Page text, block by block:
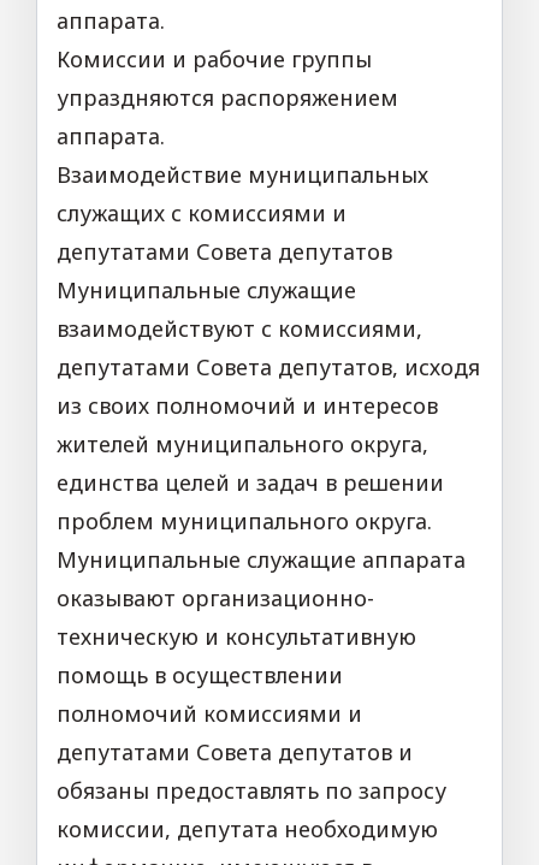
аппарата.
Комиссии и рабочие группы
упраздняются распоряжением
аппарата.
Взаимодействие муниципальных
служащих с комиссиями и
депутатами Совета депутатов
Муниципальные служащие
взаимодействуют с комиссиями,
депутатами Совета депутатов, исходя
из своих полномочий и интересов
жителей муниципального округа,
единства целей и задач в решении
проблем муниципального округа.
Муниципальные служащие аппарата
оказывают организационно­
техническую и консультативную
помощь в осуществлении
полномочий комиссиями и
депутатами Совета депутатов и
обязаны предоставлять по запросу
комиссии, депутата необходимую